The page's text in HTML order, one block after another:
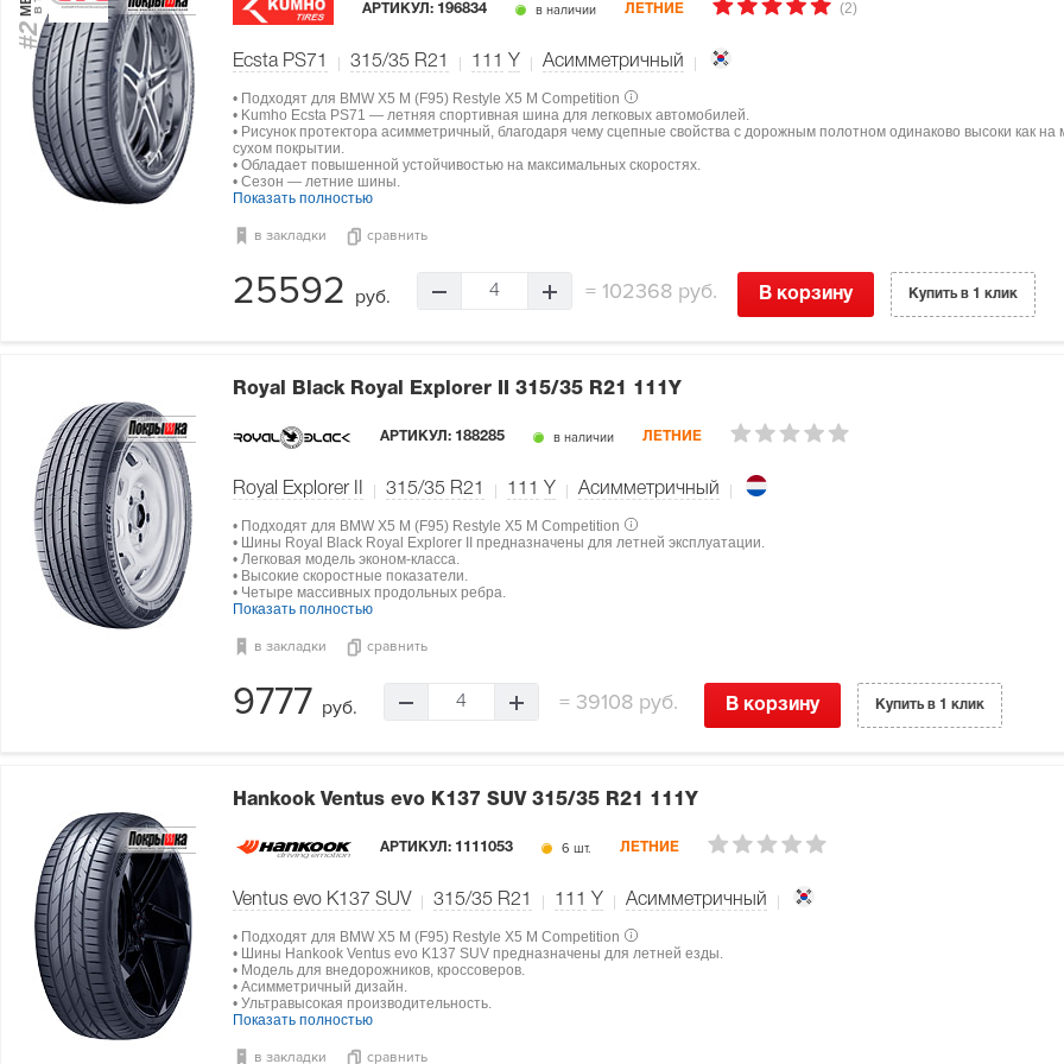
#2
АРТИКУЛ: 196834 в наличии ЛЕТНИЕ (2)
Ecsta PS71 315/35 R21 111 Y Асимметричный
• Подходят для BMW X5 M (F95) Restyle X5 M Competition
• Kumho Ecsta PS71 — летняя спортивная шина для легковых автомобилей.
• Рисунок протектора асимметричный, благодаря чему сцепные свойства с дорожным полотном одинаково высоки как на
сухом покрытии.
• Обладает повышенной устойчивостью на максимальных скоростях.
• Сезон — летние шины.
Показать полностью
в закладки сравнить
25592 руб. 4 = 102368 руб. В корзину Купить в 1 клик
Royal Black Royal Explorer II 315/35 R21 111Y
АРТИКУЛ: 188285 в наличии ЛЕТНИЕ
Royal Explorer II 315/35 R21 111 Y Асимметричный
• Подходят для BMW X5 M (F95) Restyle X5 M Competition
• Шины Royal Black Royal Explorer II предназначены для летней эксплуатации.
• Легковая модель эконом-класса.
• Высокие скоростные показатели.
• Четыре массивных продольных ребра.
Показать полностью
в закладки сравнить
9777 руб. 4 =39108 руб. В корзину Купить в 1 клик
Hankook Ventus evo K137 SUV 315/35 R21 111Y
АРТИКУЛ: 1111053 6 шт. ЛЕТНИЕ
Ventus evo K137 SUV 315/35 R21 111 Y Асимметричный
• Подходят для BMW X5 M (F95) Restyle X5 M Competition
• Шины Hankook Ventus evo K137 SUV предназначены для летней езды.
• Модель для внедорожников, кроссоверов.
• Асимметричный дизайн.
• Ультравысокая производительность.
Показать полностью
в закладки сравнить